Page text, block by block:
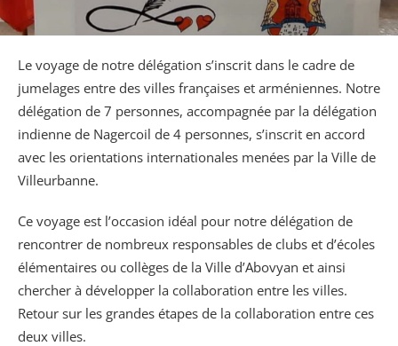
Le voyage de notre délégation s’inscrit dans le cadre de
jumelages entre des villes françaises et arméniennes. Notre
délégation de 7 personnes, accompagnée par la délégation
indienne de Nagercoil de 4 personnes, s’inscrit en accord
avec les orientations internationales menées par la Ville de
Villeurbanne.
Ce voyage est l’occasion idéal pour notre délégation de
rencontrer de nombreux responsables de clubs et d’écoles
élémentaires ou collèges de la Ville d’Abovyan et ainsi
chercher à développer la collaboration entre les villes.
Retour sur les grandes étapes de la collaboration entre ces
deux villes.